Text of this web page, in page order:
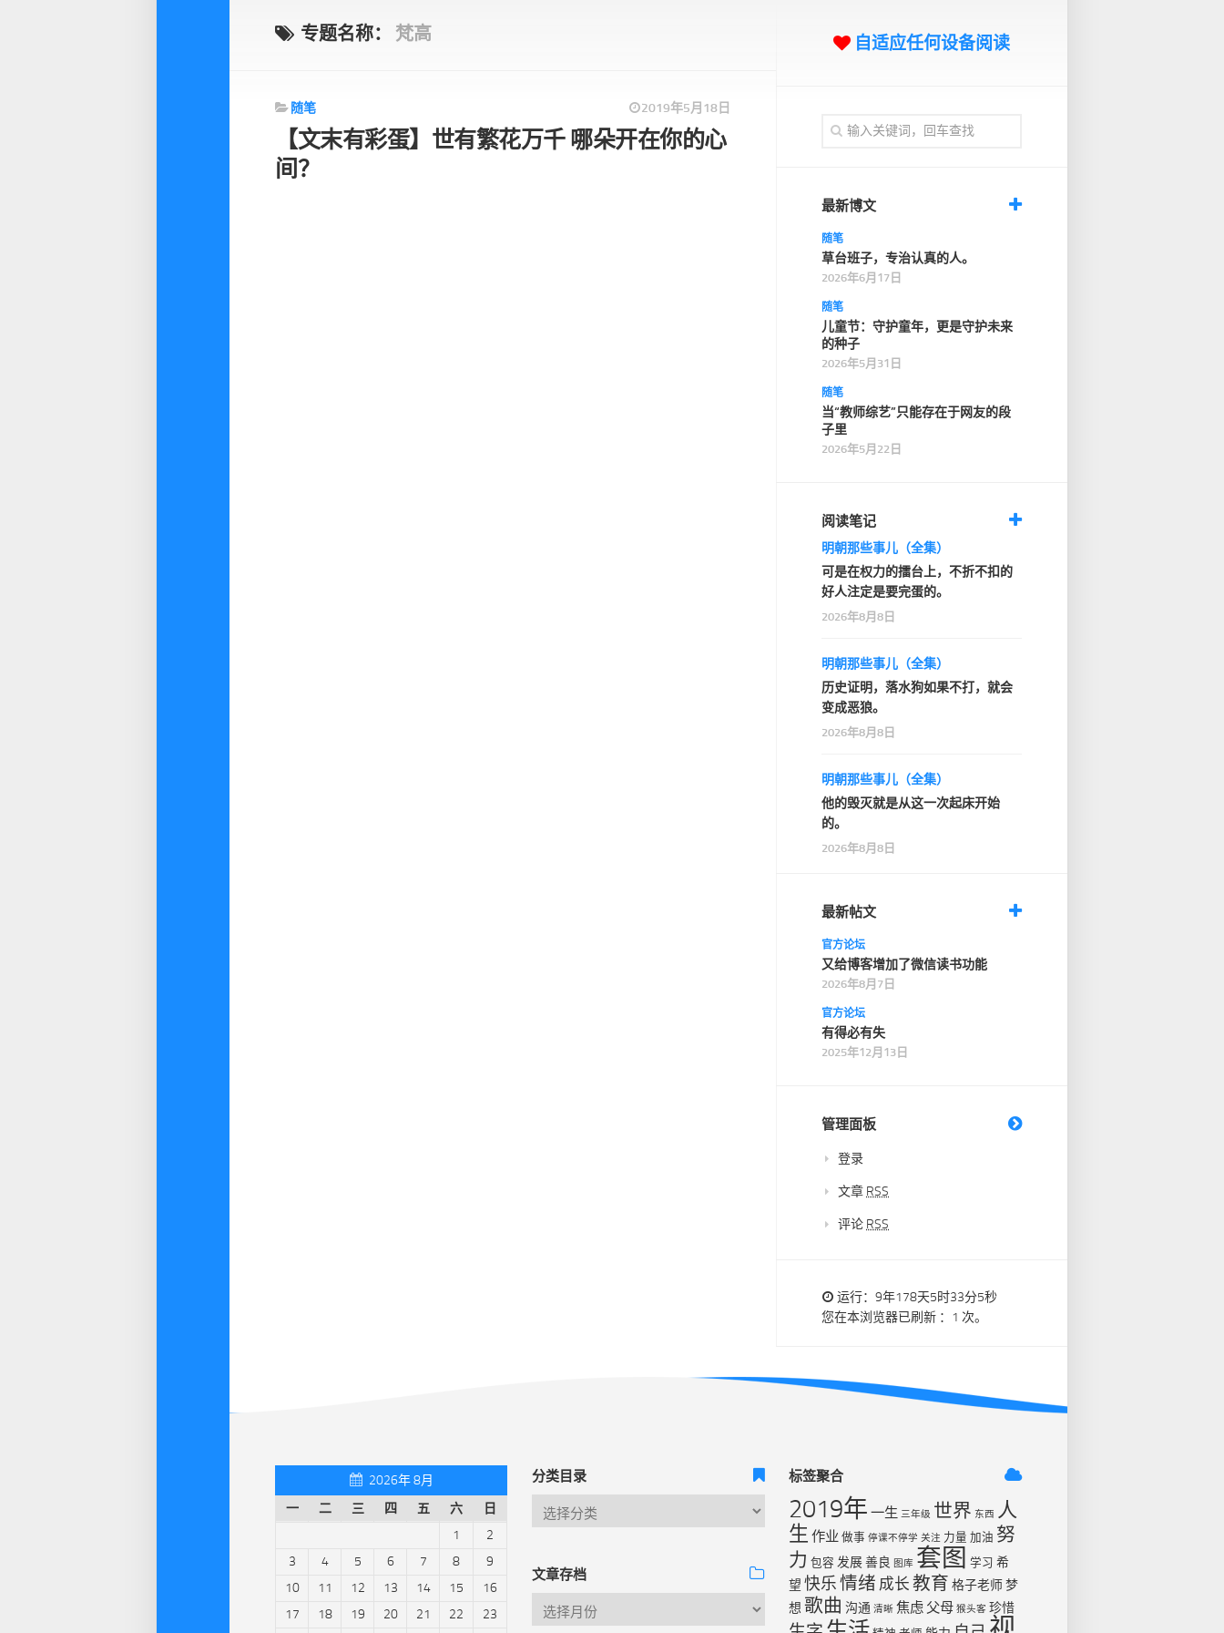
专题名称： 梵高
随笔 2019年5月18日
【文末有彩蛋】世有繁花万千 哪朵开在你的心
间？
自适应任何设备阅读
最新博文
随笔
草台班子，专治认真的人。
2026年6月17日
随笔
儿童节：守护童年，更是守护未来
的种子
2026年5月31日
随笔
当“教师综艺”只能存在于网友的段
子里
2026年5月22日
阅读笔记
明朝那些事儿（全集）
可是在权力的擂台上，不折不扣的
好人注定是要完蛋的。
2026年8月8日
明朝那些事儿（全集）
历史证明，落水狗如果不打，就会
变成恶狼。
2026年8月8日
明朝那些事儿（全集）
他的毁灭就是从这一次起床开始
的。
2026年8月8日
最新帖文
官方论坛
又给博客增加了微信读书功能
2026年8月7日
官方论坛
有得必有失
2025年12月13日
管理面板
登录
文章 RSS
评论 RSS
运行：9年178天5时33分5秒
您在本浏览器已刷新 ：1 次。
2026年 8月
一
二 三 四 五 六
日
1
2
3
4 5 6 7 8
9
10
11 12 13 14 15
16
17
18 19 20 21 22 23
分类目录
文章存档
标签聚合
2019年 一生 三年级 世界 东西 人
生 作业 做事 停课不停学 关注 力量 加油 努
力 包容 发展善良 图库 套图 学习 希
望 快乐情绪 成长 教育 格子老师梦
想 歌曲 沟通 清晰 焦虑 父母 猴头客 珍惜